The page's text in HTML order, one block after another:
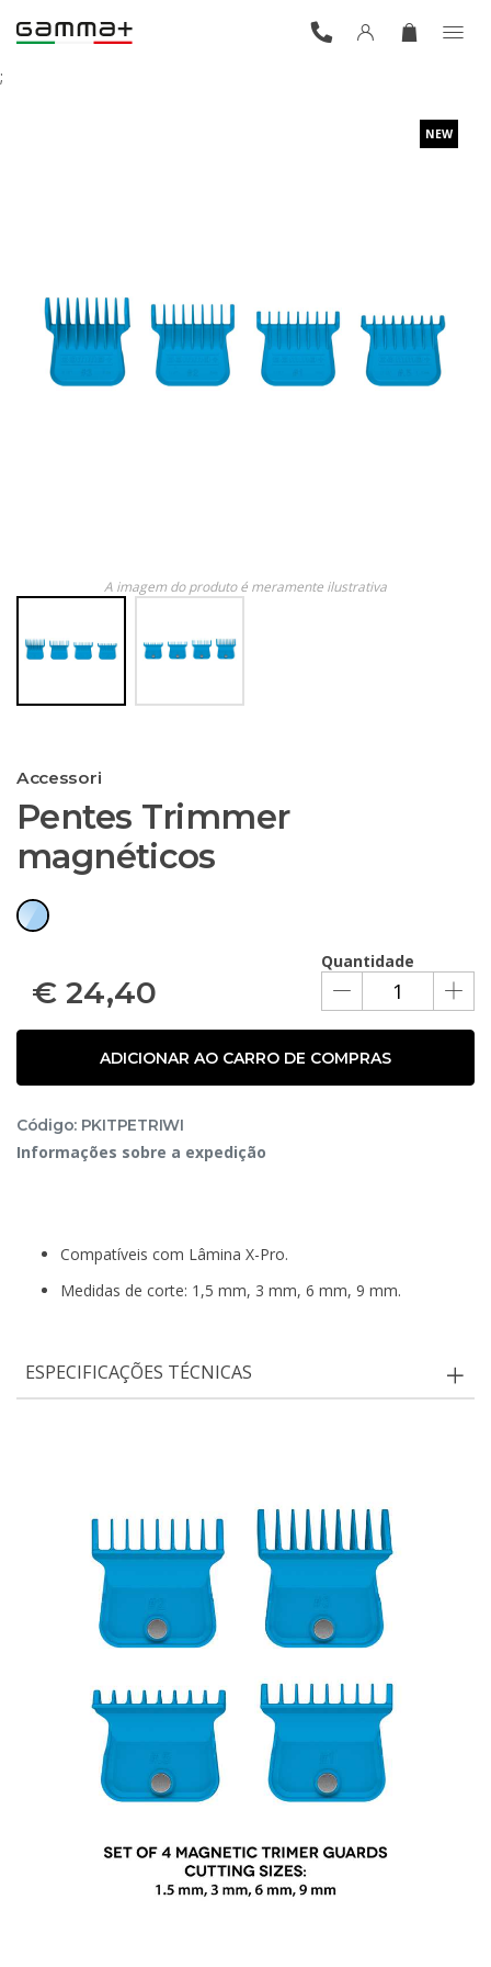
;
NEW
A imagem do produto é meramente ilustrativa
Accessori
Pentes Trimmer
magnéticos
Quantidade
€ 24,40
ADICIONAR AO CARRO DE COMPRAS
Código: PKITPETRIWI
Informações sobre a expedição
Compatíveis com Lâmina X-Pro.
Medidas de corte: 1,5 mm, 3 mm, 6 mm, 9 mm.
ESPECIFICAÇÕES TÉCNICAS